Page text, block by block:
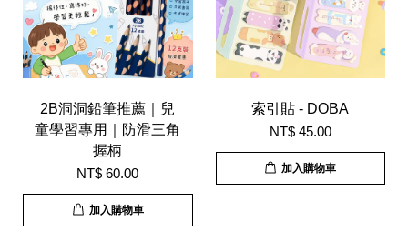
2B洞洞鉛筆推薦｜兒
童學習專用｜防滑三角
握柄
NT$ 60.00
加入購物車
索引貼 - DOBA
NT$ 45.00
加入購物車